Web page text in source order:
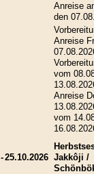
Anreise
den
Anreise
vom
Anreise
vom
-25.10.2026 Jakkôji /